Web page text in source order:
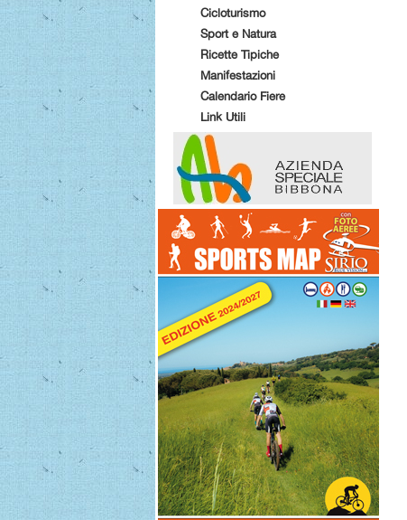
Cicloturismo
Sport e Natura
Ricette Tipiche
Manifestazioni
Calendario Fiere
Link Utili